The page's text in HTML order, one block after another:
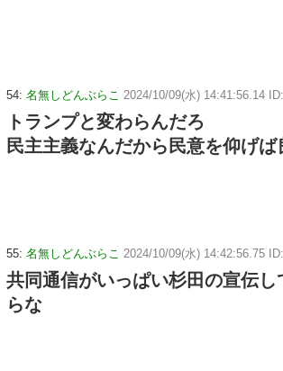
54: 名無しどんぶらこ 2024/10/09(水) 14:41:56.14
トランプと変わらんだろ
民主主義なんだから民意を仰げば
55: 名無しどんぶらこ 2024/10/09(水) 14:42:56.75
共同通信がいっぱい杉田の宣伝し
らな